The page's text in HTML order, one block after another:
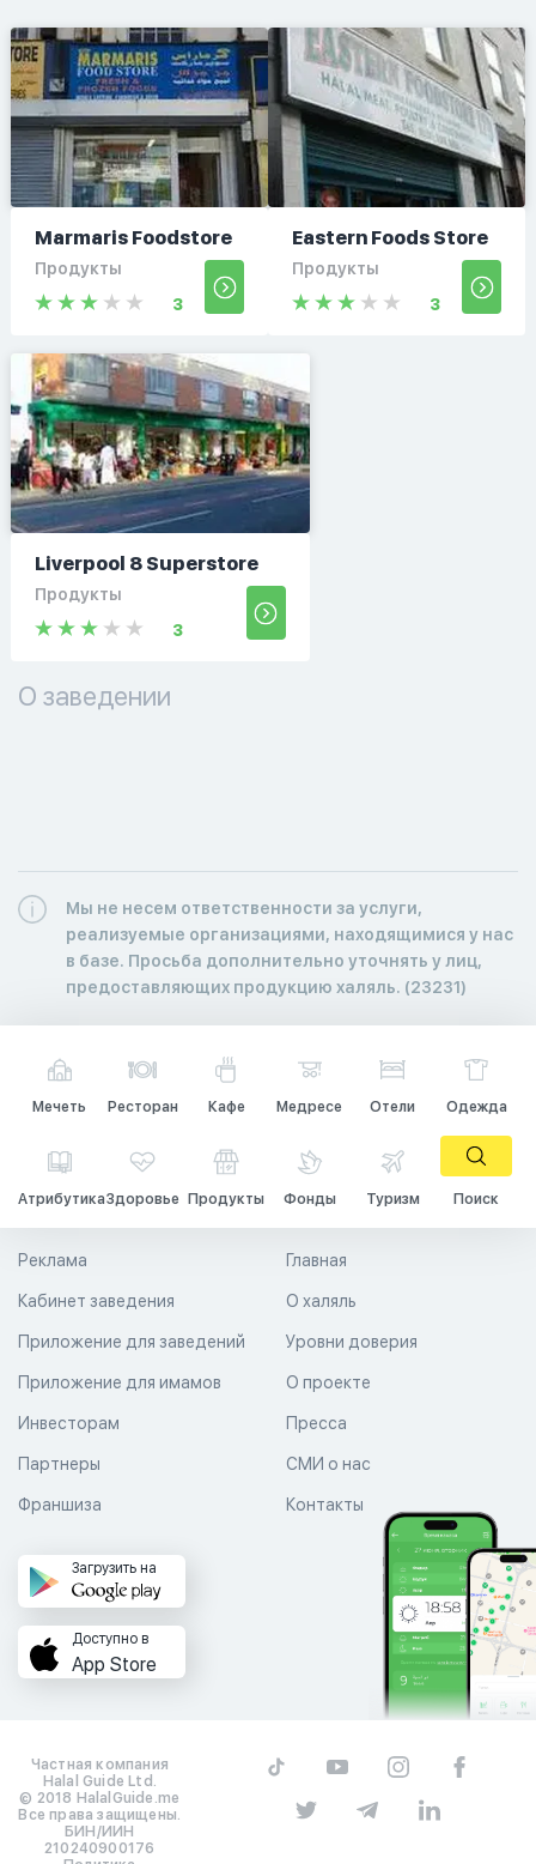
Marmaris Foodstore
Продукты
3
Eastern Foods Store
Продукты
3
Liverpool 8 Superstore
Продукты
3
О заведении
Мы не несем ответственности за услуги,
реализуемые организациями, находящимися у нас
в базе. Просьба дополнительно уточнять у лиц,
предоставляющих продукцию халяль. (23231)
Мечеть Ресторан Кафе Медресе Отели Одежда
АтрибутикаЗдоровье Продукты Фонды Туризм Поиск
Главная
О халяль
Уровни доверия
Реклама
Кабинет заведения
Приложение для заведений
Приложение для имамов О проекте
Пресса
СМИ о нас
Контакты
Инвесторам
Партнеры
Франшиза
Загрузить на
Доступно в
App Store
Частная компания
Halal Guide Ltd.
© 2018 HalalGuide.me
Все права защищены.
БИН/ИИН
210240900176